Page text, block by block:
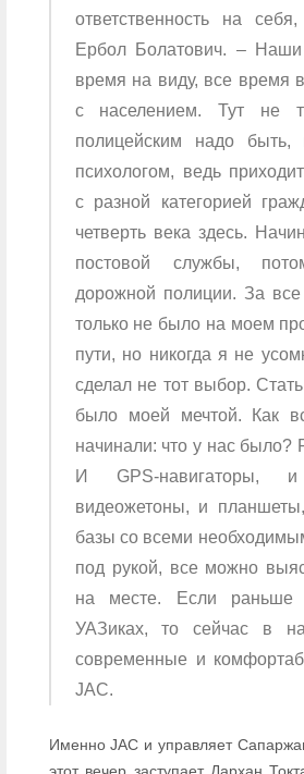
ответственность на
Ербол Болатович. – Наши
время на виду, все время
с населением. Тут не
полицейским надо
психологом, ведь
с разной категорией
четверть века здесь.
постовой службы,
дорожной полиции. За
только не было на моем
пути, но никогда я не
сделал не тот выбор.
было моей мечтой. Как
начинали: что у нас было?
И GPS-навигаторы,
видеожетоны, и
базы со всеми
под рукой, все можно
на месте. Если
УАЗиках, то сейчас в
современные и
JAC.
Именно JAC и управляет
этот вечер заступает Дархан